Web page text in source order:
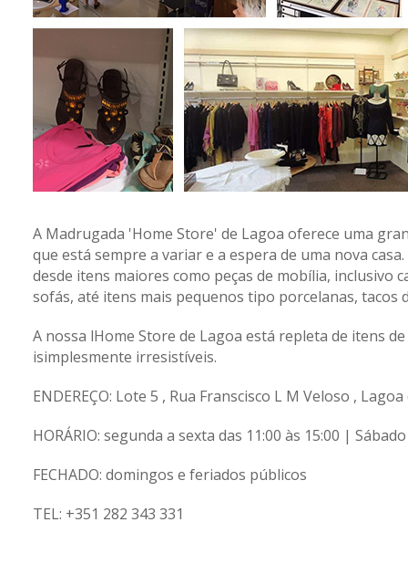
A Madrugada 'Home Store' de Lagoa oferece uma
que está sempre a variar e a espera de uma nova
desde itens maiores como peças de mobília, inclusivo
sofás, até itens mais pequenos tipo porcelanas, tacos
A nossa lHome Store de Lagoa está repleta de itens
isimplesmente irresistíveis.
ENDEREÇO: Lote 5 , Rua Franscisco L M Veloso ,
HORÁRIO: segunda a sexta das 11:00 às 15:00 |
FECHADO: domingos e feriados públicos
TEL: +351 282 343 331